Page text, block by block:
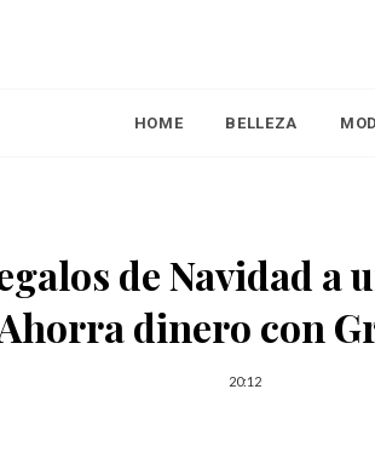
HOME BELLEZA
de Navidad a
dinero con
20:12